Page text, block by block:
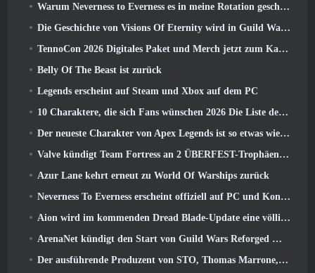
Warum Neverness to Everness es in meine Rotation geschafft hat, Zur Zeit
Die Geschichte von Visions Of Eternity wird in Guild Wars fortgesetzt 2 Nächste Woche
TennoCon 2026 Digitales Paket und Merch jetzt zum Kauf verfügbar
Belly Of The Beast ist zurück
Legends erscheint auf Steam und Xbox auf dem PC
10 Charaktere, die sich Fans wünschen 2026 Die Liste der Marvel-Rivalen ist am höchsten und wie wahrscheinlich ist, dass sie eintreten
Der neueste Charakter von Apex Legends ist so etwas wie ein Geschwindigkeitsdämon
Valve kündigt Team Fortress an 2 ÜBERFEST-Trophäen-Design-Wettbewerb
Azur Lane kehrt erneut zu World Of Warships zurück
Neverness To Everness erscheint offiziell auf PC und Konsolen
Aion wird im kommenden Dread Blade-Update eine völlig neue Klasse erhalten
ArenaNet kündigt den Start von Guild Wars Reforged Mobile an
Der ausführende Produzent von STO, Thomas Marrone, und der Creative Director von Neverwinter, Randy Mosiondz, diskutieren über die Spiele und die Zukunft von Cryptic